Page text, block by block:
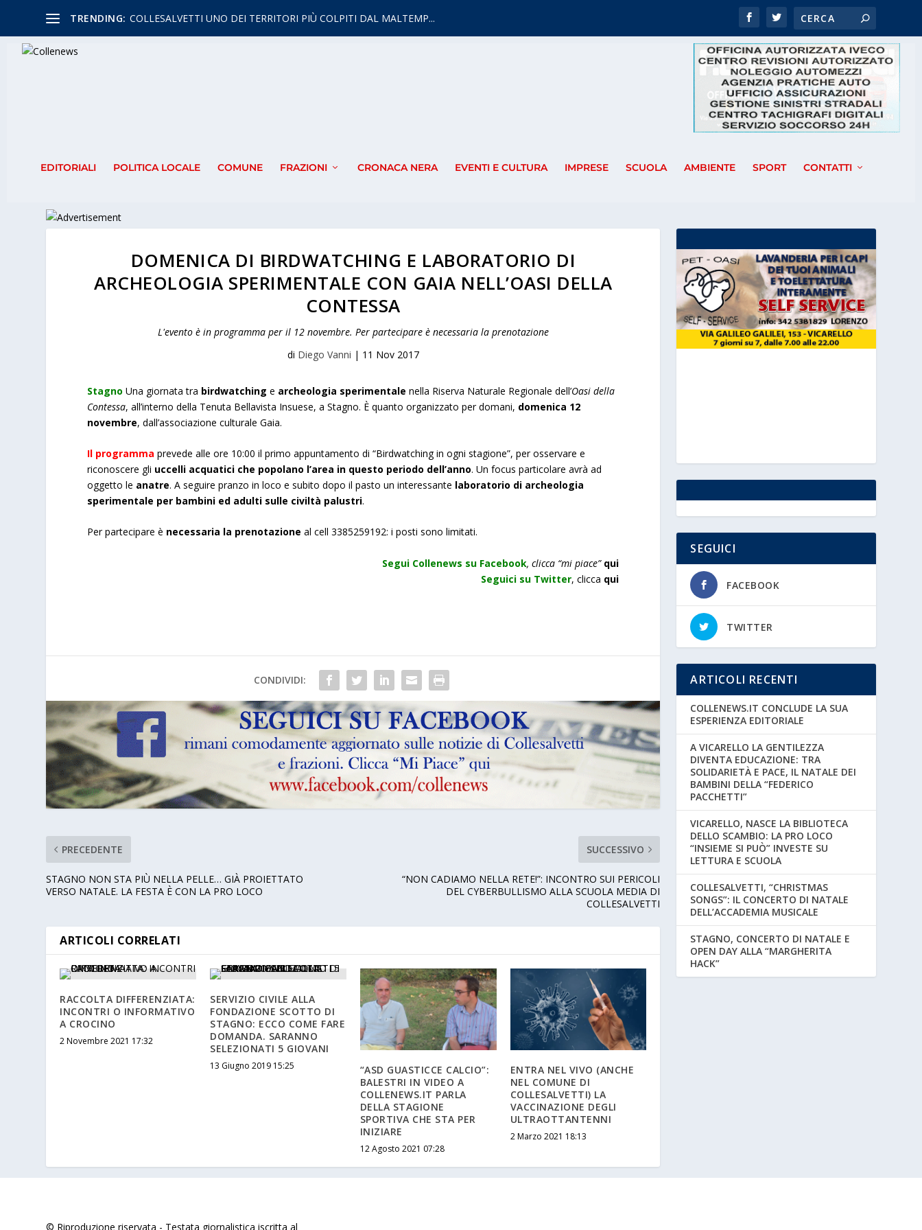
TRENDING: COLLESALVETTI UNO DEI TERRITORI PIÙ COLPITI DAL MALTEMP...
EDITORIALI POLITICA LOCALE COMUNE FRAZIONI CRONACA NERA EVENTI E CULTURA IMPRESE SCUOLA AMBIENTE SPORT CONTATTI
DOMENICA DI BIRDWATCHING E LABORATORIO DI
ARCHEOLOGIA SPERIMENTALE CON GAIA NELL’OASI DELLA
CONTESSA
L'evento è in programma per il 12 novembre. Per partecipare è necessaria la prenotazione
di Diego Vanni | 11 Nov 2017
StagnoUna giornata tra birdwatching e archeologia sperimentale nella Riserva Naturale Regionale dell’Oasi della
Contessa, all’interno della Tenuta Bellavista Insuese, a Stagno. È quanto organizzato per domani, domenica 12
novembre, dall’associazione culturale Gaia.
Il programma prevede alle ore 10:00 il primo appuntamento di “Birdwatching in ogni stagione”, per osservare e
riconoscere gli uccelli acquatici che popolano l’area in questo periodo dell’anno. Un focus particolare avrà ad
oggetto le anatre. A seguire pranzo in loco e subito dopo il pasto un interessante laboratorio di archeologia
sperimentale per bambini ed adulti sulle civiltà palustri.
Per partecipare è necessaria la prenotazione al cell 3385259192: i posti sono limitati.
Segui Collenews su Facebook, clicca “mi piace” qui
Seguici su Twitter, clicca qui
CONDIVIDI:
PRECEDENTE
STAGNO NON STA PIÙ NELLA PELLE… GIÀ PROIETTATO
VERSO NATALE. LA FESTA È CON LA PRO LOCO
SUCCESSIVO
“NON CADIAMO NELLA RETE!”: INCONTRO SUI PERICOLI
DEL CYBERBULLISMO ALLA SCUOLA MEDIA DI
COLLESALVETTI
ARTICOLI CORRELATI
RACCOLTA DIFFERENZIATA:
INCONTRI O INFORMATIVO
A CROCINO
2 Novembre 2021 17:32
SERVIZIO CIVILE ALLA
FONDAZIONE SCOTTO DI
STAGNO: ECCO COME FARE
DOMANDA. SARANNO
SELEZIONATI 5 GIOVANI
13 Giugno 2019 15:25
“ASD GUASTICCE CALCIO”:
BALESTRI IN VIDEO A
COLLENEWS.IT PARLA
DELLA STAGIONE
SPORTIVA CHE STA PER
INIZIARE
12 Agosto 2021 07:28
ENTRA NEL VIVO (ANCHE
NEL COMUNE DI
COLLESALVETTI) LA
VACCINAZIONE DEGLI
ULTRAOTTANTENNI
2 Marzo 2021 18:13
SEGUICI
FACEBOOK
TWITTER
ARTICOLI RECENTI
COLLENEWS.IT CONCLUDE LA SUA
ESPERIENZA EDITORIALE
A VICARELLO LA GENTILEZZA
DIVENTA EDUCAZIONE: TRA
SOLIDARIETÀ E PACE, IL NATALE DEI
BAMBINI DELLA “FEDERICO
PACCHETTI”
VICARELLO, NASCE LA BIBLIOTECA
DELLO SCAMBIO: LA PRO LOCO
“INSIEME SI PUÒ” INVESTE SU
LETTURA E SCUOLA
COLLESALVETTI, “CHRISTMAS
SONGS”: IL CONCERTO DI NATALE
DELL’ACCADEMIA MUSICALE
STAGNO, CONCERTO DI NATALE E
OPEN DAY ALLA “MARGHERITA
HACK”
© Riproduzione riservata - Testata giornalistica iscritta al